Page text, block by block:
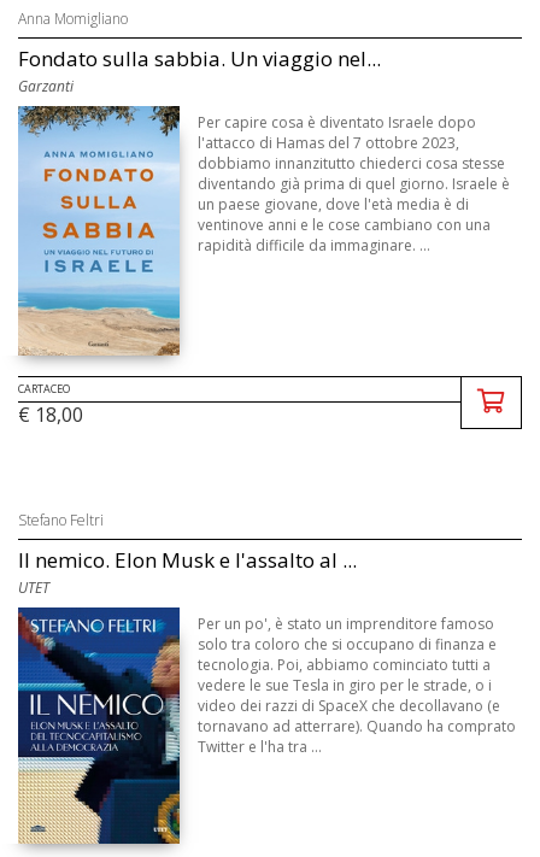
Anna Momigliano
Fondato sulla sabbia. Un viaggio nel...
Garzanti
Per capire cosa è diventato Israele dopo
l'attacco di Hamas del 7 ottobre 2023,
dobbiamo innanzitutto chiederci cosa stesse
diventando già prima di quel giorno. Israele è
un paese giovane, dove l'età media è di
ventinove anni e le cose cambiano con una
rapidità difficile da immaginare. ...
CARTACEO
€ 18,00
Stefano Feltri
Il nemico. Elon Musk e l'assalto al ...
UTET
Per un po', è stato un imprenditore famoso
solo tra coloro che si occupano di finanza e
tecnologia. Poi, abbiamo cominciato tutti a
vedere le sue Tesla in giro per le strade, o i
video dei razzi di SpaceX che decollavano (e
tornavano ad atterrare). Quando ha comprato
Twitter e l'ha tra ...